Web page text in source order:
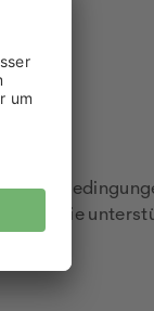
aus. Sie